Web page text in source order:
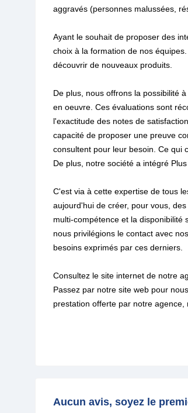
aggravés (personnes malussées,
Ayant le souhait de proposer des
choix à la formation de nos
découvrir de nouveaux produits.
De plus, nous offrons la possibilité
en oeuvre. Ces évaluations sont
l'exactitude des notes de
capacité de proposer une preuve
consultent pour leur besoin. Ce qui
De plus, notre société a intégré
C'est via à cette expertise de tous
aujourd'hui de créer, pour vous,
multi-compétence et la disponibilité
nous privilégions le contact avec
besoins exprimés par ces derniers.
Consultez le site internet de notre
Passez par notre site web pour
prestation offerte par notre agence,
Aucun avis, soyez le